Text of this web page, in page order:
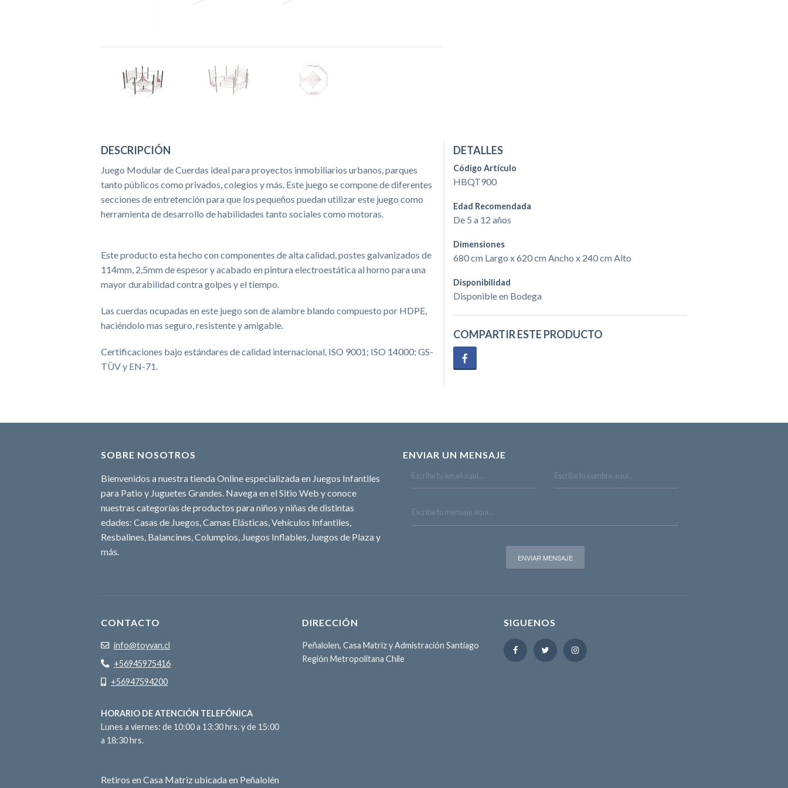
DESCRIPCIÓN
Juego Modular de Cuerdas ideal para proyectos inmobiliarios urbanos, parques
tanto públicos como privados, colegios y más. Este juego se compone de diferentes
secciones de entretención para que los pequeños puedan utilizar este juego como
herramienta de desarrollo de habilidades tanto sociales como motoras.
Este producto esta hecho con componentes de alta calidad, postes galvanizados de
114mm, 2,5mm de espesor y acabado en pintura electroestática al horno para una
mayor durabilidad contra golpes y el tiempo.
Las cuerdas ocupadas en este juego son de alambre blando compuesto por HDPE,
haciéndolo mas seguro, resistente y amigable.
Certificaciones bajo estándares de calidad internacional, ISO 9001; ISO 14000; GS-
TÜV y EN-71.
DETALLES
Código Artículo
HBQT900
Edad Recomendada
De 5 a 12 años
Dimensiones
680 cm Largo x 620 cm Ancho x 240 cm Alto
Disponibilidad
Disponible en Bodega
COMPARTIR ESTE PRODUCTO
SOBRE NOSOTROS
Bienvenidos a nuestra tienda Online especializada en Juegos Infantiles
para Patio y Juguetes Grandes. Navega en el Sitio Web y conoce
nuestras categorías de productos para niños y niñas de distintas
edades: Casas de Juegos, Camas Elásticas, Vehículos Infantiles,
Resbalines, Balancines, Columpios, Juegos Inflables, Juegos de Plaza y
más.
ENVIAR UN MENSAJE
CONTACTO
info@toyvan.cl
+56945975416
+56947594200
HORARIO DE ATENCIÓN TELEFÓNICA
Lunes a viernes: de 10:00 a 13:30 hrs. y de 15:00
a 18:30 hrs.
Retiros en Casa Matriz ubicada en Peñalolén
DIRECCIÓN
Peñalolen, Casa Matriz y Admistración Santiago
Región Metropolitana Chile
SIGUENOS